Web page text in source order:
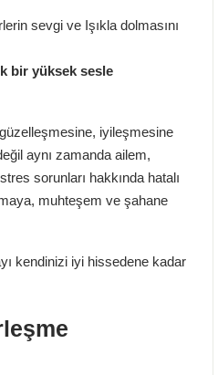
sevgi ve Işıkla dolmasını
bir yüksek sesle
iyileşmesine
aynı zamanda ailem,
sorunları hakkında hatalı
muhteşem ve şahane
kendinizi iyi hissedene kadar